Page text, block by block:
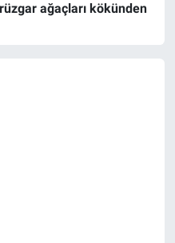
ağaçları kökünden